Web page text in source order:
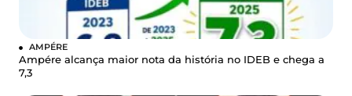
AMPÉRE
Ampére alcança maior nota da história no IDEB e chega a
7,3